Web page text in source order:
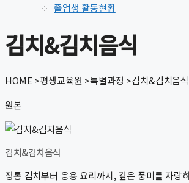
졸업생 활동현황
김치&김치음식
HOME >평생교육원 >특별과정 >김치&김치음식
원본
김치&김치음식
정통 김치부터 응용 요리까지, 깊은 풍미를 자랑